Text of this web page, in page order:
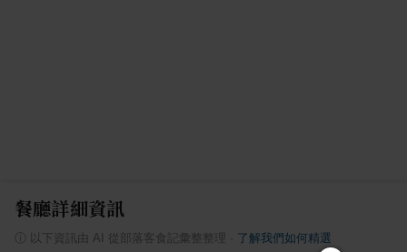
餐廳詳細資訊
ⓘ 以下資訊由 AI 從部落客食記彙整整理 了解我們如何精選